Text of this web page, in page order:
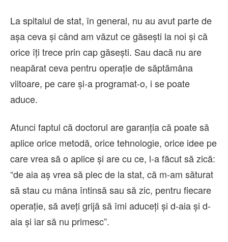
La spitalul de stat, în general, nu au avut parte de
așa ceva și când am văzut ce găsești la noi și că
orice îți trece prin cap găsești. Sau dacă nu are
neapărat ceva pentru operație de săptămâna
viitoare, pe care și-a programat-o, i se poate
aduce.
Atunci faptul că doctorul are garanția că poate să
aplice orice metodă, orice tehnologie, orice idee pe
care vrea să o aplice și are cu ce, l-a făcut să zică:
“de aia aș vrea să plec de la stat, că m-am săturat
să stau cu mâna întinsă sau să zic, pentru fiecare
operație, să aveți grijă să îmi aduceți și d-aia și d-
aia și iar să nu primesc”.